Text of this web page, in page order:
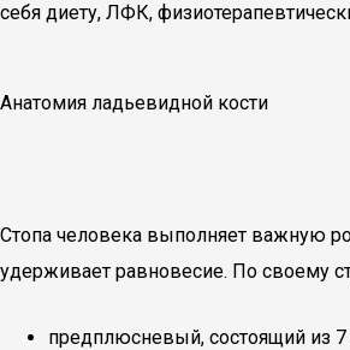
себя диету, ЛФК,
Анатомия ладьевидной кости
Стопа человека выполняет важную
удерживает равновесие. По своему
предплюсневый, состоящий из 7